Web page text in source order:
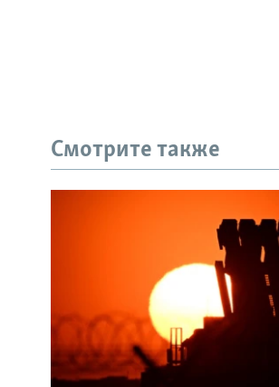
Смотрите также